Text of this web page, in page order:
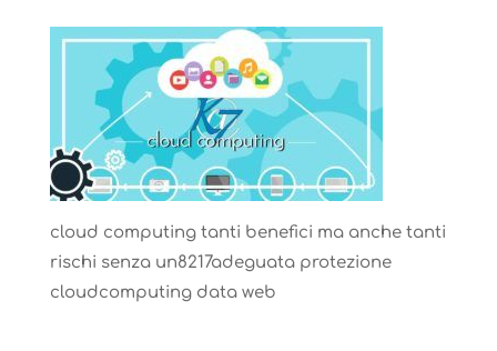
cloud computing tanti benefici ma anche tanti
rischi senza un8217adeguata protezione
cloudcomputing data web